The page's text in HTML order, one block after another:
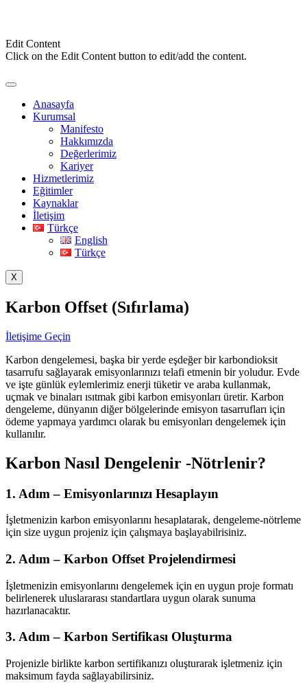
Edit Content
Click on the Edit Content button to edit/add the content.
Anasayfa
Kurumsal
Manifesto
Hakkımızda
Değerlerimiz
Kariyer
Hizmetlerimiz
Eğitimler
Kaynaklar
İletişim
Türkçe
English
Türkçe
X
Karbon Offset (Sıfırlama)
İletişime Geçin
Karbon dengelemesi, başka bir yerde eşdeğer bir karbondioksit
tasarrufu sağlayarak emisyonlarınızı telafi etmenin bir yoludur. Evde
ve işte günlük eylemlerimiz enerji tüketir ve araba kullanmak,
uçmak ve binaları ısıtmak gibi karbon emisyonları üretir. Karbon
dengeleme, dünyanın diğer bölgelerinde emisyon tasarrufları için
ödeme yapmaya yardımcı olarak bu emisyonları dengelemek için
kullanılır.
Karbon Nasıl Dengelenir -Nötrlenir?
1. Adım – Emisyonlarınızı Hesaplayın
İşletmenizin karbon emisyonlarını hesaplatarak, dengeleme-nötrleme
için size uygun projeniz için çalışmaya başlayabilrisiniz.
2. Adım – Karbon Offset Projelendirmesi
İşletmenizin emisyonlarını dengelemek için en uygun proje formatı
belirlenerek uluslararası standartlara uygun olarak sunuma
hazırlanacaktır.
3. Adım – Karbon Sertifikası Oluşturma
Projenizle birlikte karbon sertifikanızı oluşturarak işletmeniz için
maksimum fayda sağlayabilirsiniz.